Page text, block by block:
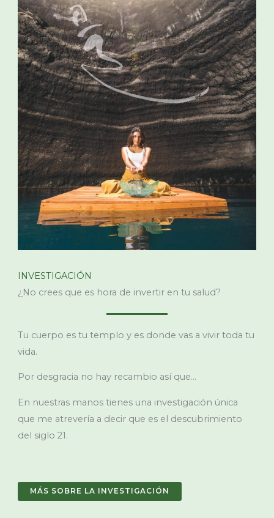
INVESTIGACIÓN
¿No crees que es hora de invertir en tu salud?
Tu cuerpo es tu templo y es donde vas a vivir toda tu
vida.
Por desgracia no hay recambio así que…
En nuestras manos tienes una investigación única
que me atrevería a decir que es el descubrimiento
del siglo 21.
MÁS SOBRE LA INVESTIGACIÓN